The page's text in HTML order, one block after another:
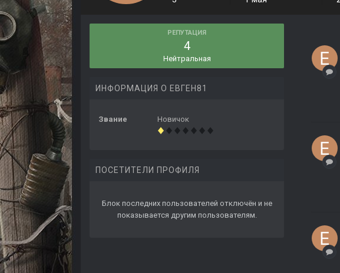
РЕПУТАЦИЯ
4
Нейтральная
ИНФОРМАЦИЯ О ЕВГЕН81
Звание Новичок
ПОСЕТИТЕЛИ ПРОФИЛЯ
Блок последних пользователей отключён и не
показывается другим пользователям.